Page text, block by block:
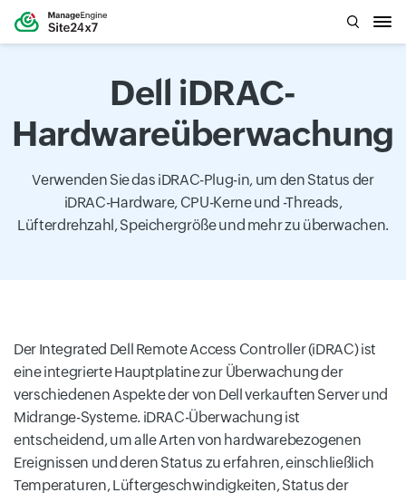
Dell iDRAC-
Hardwareüberwachung
Verwenden Sie das iDRAC-Plug-in, um den Status der
iDRAC-Hardware, CPU-Kerne und -Threads,
Lüfterdrehzahl, Speichergröße und mehr zu überwachen.
Der Integrated Dell Remote Access Controller (iDRAC) ist
eine integrierte Hauptplatine zur Überwachung der
verschiedenen Aspekte der von Dell verkauften Server und
Midrange-Systeme. iDRAC-Überwachung ist
entscheidend, um alle Arten von hardwarebezogenen
Ereignissen und deren Status zu erfahren, einschließlich
Temperaturen, Lüftergeschwindigkeiten, Status der